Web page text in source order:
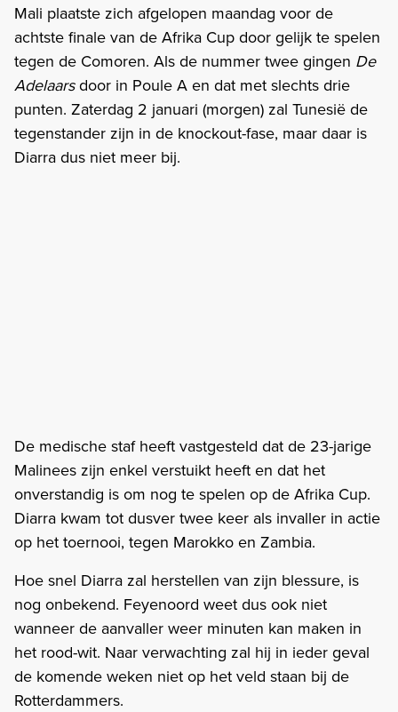
Mali plaatste zich afgelopen maandag voor de
achtste finale van de Afrika Cup door gelijk te spelen
tegen de Comoren. Als de nummer twee gingen De
Adelaarsdoor in Poule A en dat met slechts drie
punten. Zaterdag 2 januari (morgen) zal Tunesië de
tegenstander zijn in de knockout-fase, maar daar is
Diarra dus niet meer bij.
De medische staf heeft vastgesteld dat de 23-jarige
Malinees zijn enkel verstuikt heeft en dat het
onverstandig is om nog te spelen op de Afrika Cup.
Diarra kwam tot dusver twee keer als invaller in actie
op het toernooi, tegen Marokko en Zambia.
Hoe snel Diarra zal herstellen van zijn blessure, is
nog onbekend. Feyenoord weet dus ook niet
wanneer de aanvaller weer minuten kan maken in
het rood-wit. Naar verwachting zal hij in ieder geval
de komende weken niet op het veld staan bij de
Rotterdammers.